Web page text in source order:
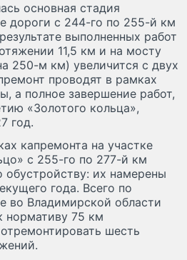
основная стадия
дороги с 244-го по 255-й км
выполненных работ
11,5 км и на мосту
250-м км) увеличится с двух
проводят в рамках
а полное завершение работ,
«Золотого кольца»,
год.
капремонта на участке
с 255-го по 277-й км
обустройству: их намерены
года. Всего по
во Владимирской области
нормативу 75 км
шесть